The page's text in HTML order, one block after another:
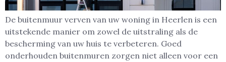
De buitenmuur verven van uw woning in Heerlen is een
uitstekende manier om zowel de uitstraling als de
bescherming van uw huis te verbeteren. Goed
onderhouden buitenmuren zorgen niet alleen voor een